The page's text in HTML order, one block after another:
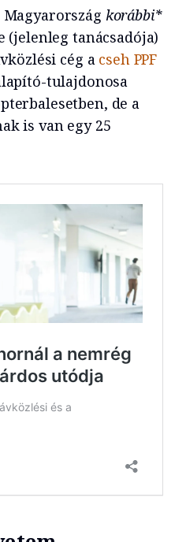
Magyarország korábbi*
(jelenleg tanácsadója)
cég acseh PPF
tulajdonosa
de a
is van egy 25